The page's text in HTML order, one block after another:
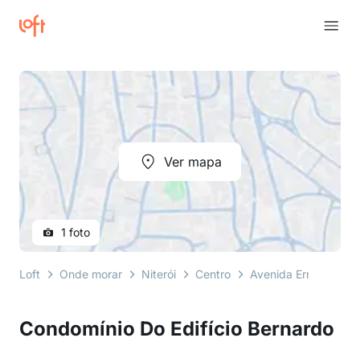
Condomínio Do Edifício Bernardo
Ver mapa
1 foto
Loft Onde morar Niterói Centro Avenida Ernani do